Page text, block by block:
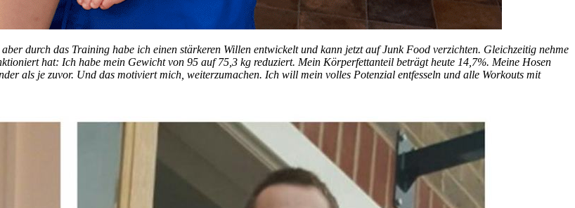
durch das Training habe ich einen stärkeren Willen entwickelt und kann jetzt auf Junk Food verzichten. Gleichzeitig nehme
hat: Ich habe mein Gewicht von 95 auf 75,3 kg reduziert. Mein Körperfettanteil beträgt heute 14,7%. Meine Hosen
als je zuvor. Und das motiviert mich, weiterzumachen. Ich will mein volles Potenzial entfesseln und alle Workouts mit